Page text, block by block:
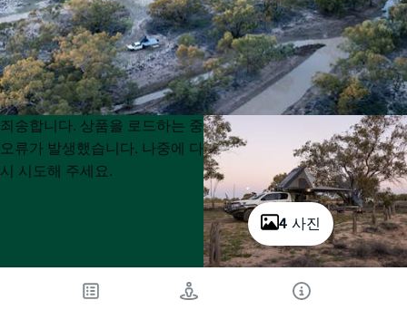
4 사진
Product
List
Product
List
죄송합니다. 상품을 로드하는 중
오류가 발생했습니다. 나중에 다
시 시도해 주세요.